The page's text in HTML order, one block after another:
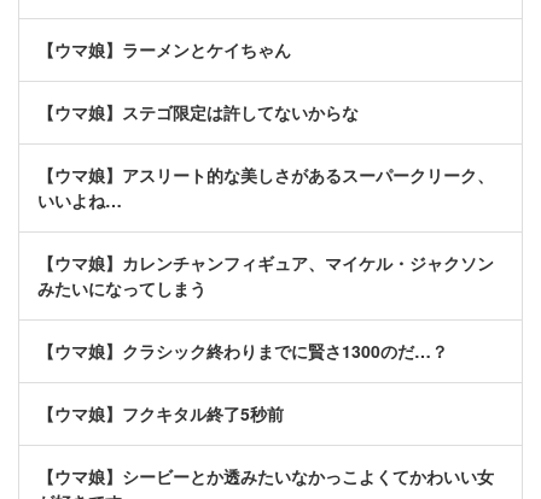
【ウマ娘】ラーメンとケイちゃん
【ウマ娘】ステゴ限定は許してないからな
【ウマ娘】アスリート的な美しさがあるスーパークリーク、
いいよね…
【ウマ娘】カレンチャンフィギュア、マイケル・ジャクソン
みたいになってしまう
【ウマ娘】クラシック終わりまでに賢さ1300のだ…？
【ウマ娘】フクキタル終了5秒前
【ウマ娘】シービーとか透みたいなかっこよくてかわいい女